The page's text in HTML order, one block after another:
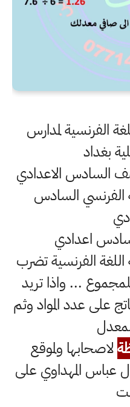
الفرنسية لمدارس
بغداد
السادس الاعدادي
السادس
اعدادي
الفرنسية تضرب
للمجموع ... واذا تريد
على عدد المواد وثم
لاصحابها ولموقع
عباس المهداوي على